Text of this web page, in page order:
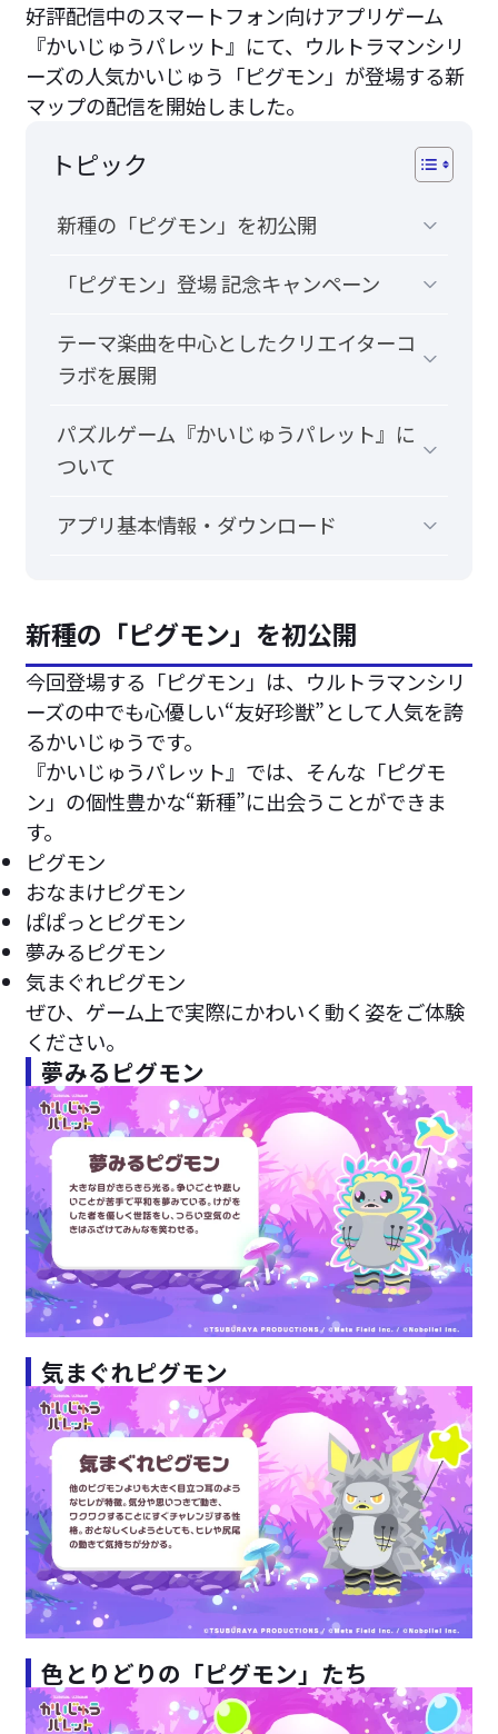
好評配信中のスマートフォン向けアプリゲーム
『かいじゅうパレット』にて、ウルトラマンシリ
ーズの人気かいじゅう「ピグモン」が登場する新
マップの配信を開始しました。
トピック
新種の「ピグモン」を初公開
「ピグモン」登場 記念キャンペーン
テーマ楽曲を中心としたクリエイターコ
ラボを展開
パズルゲーム『かいじゅうパレット』に
ついて
アプリ基本情報・ダウンロード
新種の「ピグモン」を初公開
今回登場する「ピグモン」は、ウルトラマンシリ
ーズの中でも心優しい“友好珍獣”として人気を誇
るかいじゅうです。
『かいじゅうパレット』では、そんな「ピグモ
ン」の個性豊かな“新種”に出会うことができま
す。
ピグモン
おなまけピグモン
ぱぱっとピグモン
夢みるピグモン
気まぐれピグモン
ぜひ、ゲーム上で実際にかわいく動く姿をご体験
ください。
夢みるピグモン
気まぐれピグモン
色とりどりの「ピグモン」たち